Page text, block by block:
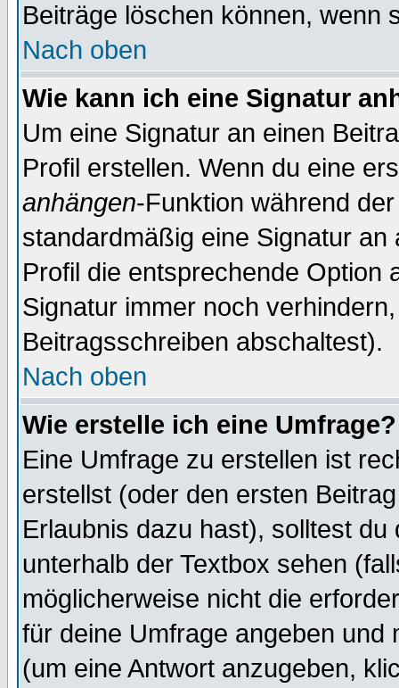
Beiträge löschen können, wenn
Nach oben
Wie kann ich eine Signatur
Um eine Signatur an einen
Profil erstellen. Wenn du eine
anhängen-Funktion während
standardmäßig eine Signatur
Profil die entsprechende Option
Signatur immer noch
Beitragsschreiben abschaltest).
Nach oben
Wie erstelle ich eine Umfrage?
Eine Umfrage zu erstellen ist
erstellst (oder den ersten
Erlaubnis dazu hast), solltest
unterhalb der Textbox sehen
möglicherweise nicht die
für deine Umfrage angeben und
(um eine Antwort anzugeben,